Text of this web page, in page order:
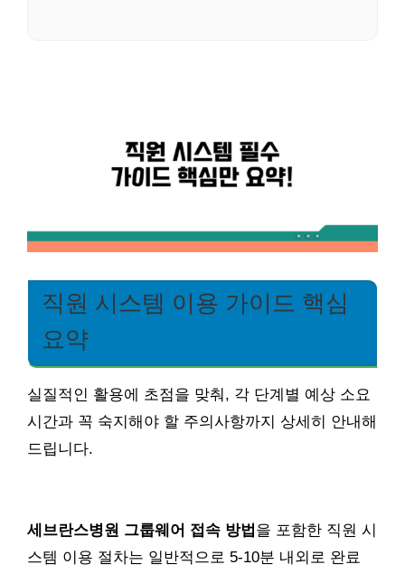
직원 시스템 이용 가이드 핵심
요약
실질적인 활용에 초점을 맞춰, 각 단계별 예상 소요
시간과 꼭 숙지해야 할 주의사항까지 상세히 안내해
드립니다.
세브란스병원 그룹웨어 접속 방법 을 포함한 직원 시
스템 이용 절차는 일반적으로 5-10분 내외로 완료